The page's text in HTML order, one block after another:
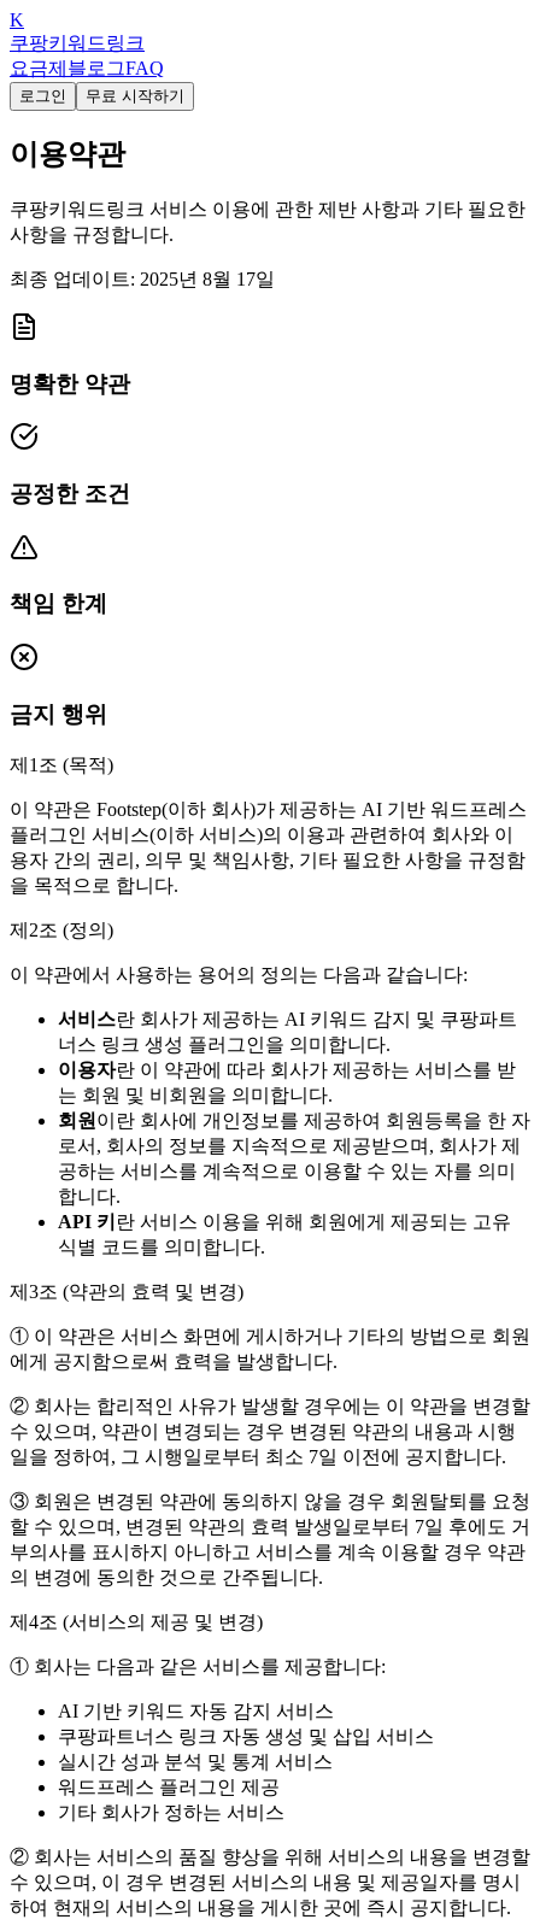
K
쿠팡키워드링크
요금제 블로그FAQ
로그인 무료 시작하기
이용약관
쿠팡키워드링크 서비스 이용에 관한 제반 사항과 기타 필요한
사항을 규정합니다.
최종 업데이트: 2025년 8월 17일
명확한 약관
공정한 조건
책임 한계
금지 행위
제1조 (목적)
이 약관은 Footstep(이하 회사)가 제공하는 AI 기반 워드프레스
플러그인 서비스(이하 서비스)의 이용과 관련하여 회사와 이
용자 간의 권리, 의무 및 책임사항, 기타 필요한 사항을 규정함
을 목적으로 합니다.
제2조 (정의)
이 약관에서 사용하는 용어의 정의는 다음과 같습니다:
서비스란 회사가 제공하는 AI 키워드 감지 및 쿠팡파트
너스 링크 생성 플러그인을 의미합니다.
이용자란 이 약관에 따라 회사가 제공하는 서비스를 받
는 회원 및 비회원을 의미합니다.
회원 이란 회사에 개인정보를 제공하여 회원등록을 한 자
로서, 회사의 정보를 지속적으로 제공받으며, 회사가 제
공하는 서비스를 계속적으로 이용할 수 있는 자를 의미
합니다.
API 키 란 서비스 이용을 위해 회원에게 제공되는 고유
식별 코드를 의미합니다.
제3조 (약관의 효력 및 변경)
① 이 약관은 서비스 화면에 게시하거나 기타의 방법으로 회원
에게 공지함으로써 효력을 발생합니다.
② 회사는 합리적인 사유가 발생할 경우에는 이 약관을 변경할
수 있으며, 약관이 변경되는 경우 변경된 약관의 내용과 시행
일을 정하여, 그 시행일로부터 최소 7일 이전에 공지합니다.
③ 회원은 변경된 약관에 동의하지 않을 경우 회원탈퇴를 요청
할 수 있으며, 변경된 약관의 효력 발생일로부터 7일 후에도 거
부의사를 표시하지 아니하고 서비스를 계속 이용할 경우 약관
의 변경에 동의한 것으로 간주됩니다.
제4조 (서비스의 제공 및 변경)
① 회사는 다음과 같은 서비스를 제공합니다:
AI 기반 키워드 자동 감지 서비스
쿠팡파트너스 링크 자동 생성 및 삽입 서비스
실시간 성과 분석 및 통계 서비스
워드프레스 플러그인 제공
기타 회사가 정하는 서비스
② 회사는 서비스의 품질 향상을 위해 서비스의 내용을 변경할
수 있으며, 이 경우 변경된 서비스의 내용 및 제공일자를 명시
하여 현재의 서비스의 내용을 게시한 곳에 즉시 공지합니다.